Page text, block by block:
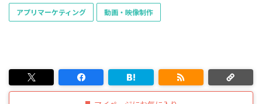
アプリマーケティング 動画・映像制作